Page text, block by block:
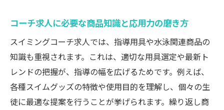
コーチ求人に必要な商品知識と応用力の磨き方
スイミングコーチ求人では、指導用具や水泳関連商品の
知識も重視されます。これは、適切な用具選定や最新ト
レンドの把握が、指導の幅を広げるためです。例えば、
各種スイムグッズの特徴や使用目的を理解し、個々の生
徒に最適な提案を行うことが挙げられます。繰り返し商